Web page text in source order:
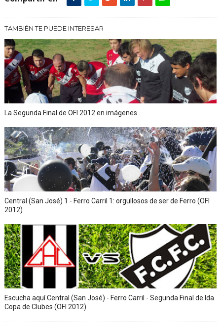
TAMBIÉN TE PUEDE INTERESAR
La Segunda Final de OFI 2012 en imágenes
Central (San José) 1 - Ferro Carril 1: orgullosos de ser de Ferro (OFI
2012)
Escucha aquí Central (San José) - Ferro Carril - Segunda Final de Ida
Copa de Clubes (OFI 2012)